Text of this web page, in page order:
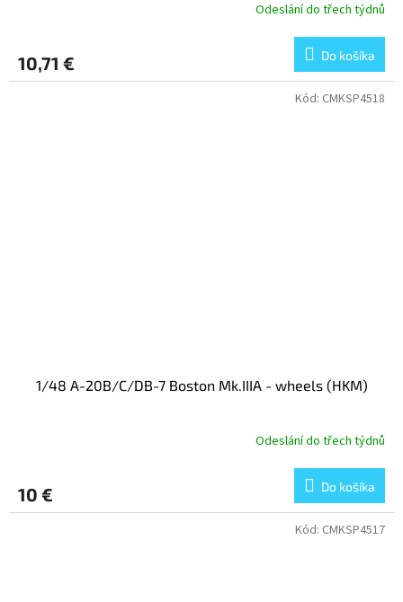
Odeslání do třech týdnů
10,71 € Do košíka
1/48 A-20B/C/DB-7 Boston Mk.IIIA - wheels (HKM)
Odeslání do třech týdnů
10 € Do košíka
Kód: CMKSP4518
Kód: CMKSP4517